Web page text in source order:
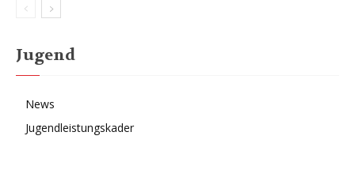
Jugend
News
Jugendleistungskader